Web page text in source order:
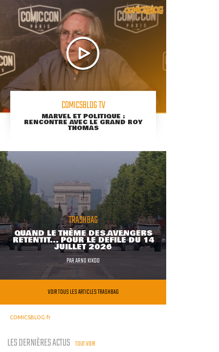
COMICSBLOG TV
MARVEL ET POLITIQUE :
RENCONTRE AVEC LE GRAND ROY
THOMAS
TRASHBAG
QUAND LE THÈME DES AVENGERS
RETENTIT... POUR LE DÉFILÉ DU 14
JUILLET 2026
PARARNO KIKOO
VOIR TOUS LES ARTICLES TRASHBAG
COMICSBLOG.fr
LES DERNIÈRES ACTUS TOUT VOIR